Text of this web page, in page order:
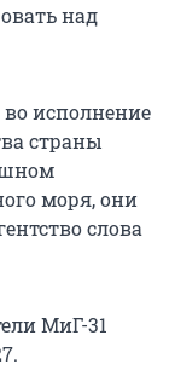
над
исполнение
страны
моря, они
слова
МиГ-31